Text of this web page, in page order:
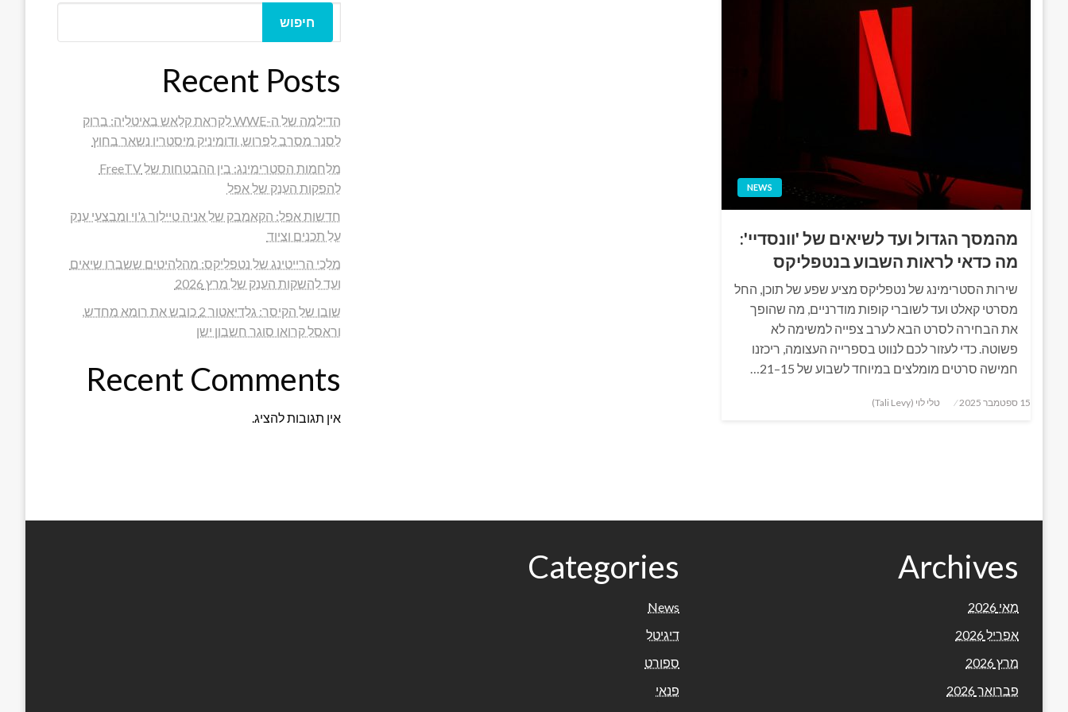
NEWS
מהמסך הגדול ועד לשיאים של 'וונסדיי':
מה כדאי לראות השבוע בנטפליקס
שירות הסטרימינג של נטפליקס מציע שפע של תוכן, החל
מסרטי קאלט ועד לשוברי קופות מודרניים, מה שהופך
את הבחירה לסרט הבא לערב צפייה למשימה לא
פשוטה. כדי לעזור לכם לנווט בספרייה העצומה, ריכזנו
חמישה סרטים מומלצים במיוחד לשבוע של 15–21…
Posted
15 ספטמבר 2025 טלי לוי (Tali Levy)
חיפוש
Recent Posts
הדילמה של ה-WWE לקראת קלאש באיטליה: ברוק
לסנר מסרב לפרוש, ודומיניק מיסטריו נשאר בחוץ
מלחמות הסטרימינג: בין ההבטחות של FreeTV
להפקות הענק של אפל
חדשות אפל: הקאמבק של אניה טיילור ג'וי ומבצעי ענק
על תכנים וציוד
מלכי הרייטינג של נטפליקס: מהלהיטים ששברו שיאים
ועד להשקות הענק של מרץ 2026
שובו של הקיסר: גלדיאטור 2 כובש את רומא מחדש,
וראסל קרואו סוגר חשבון ישן
Recent Comments
אין תגובות להציג.
Archives
מאי 2026
אפריל 2026
מרץ 2026
פברואר 2026
Categories
News
דיגיטל
ספורט
פנאי